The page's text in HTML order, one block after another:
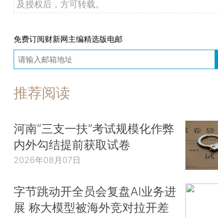
及授权后，方可转载。
免费订阅财新网主编精选版电邮
推荐阅读
河南“三支一扶”考试规模化作弊
内外勾结提前获取试卷
2026年08月07日
字节跳动开全员会复盘AI业务进
展 称大模型被海外竞对拉开差